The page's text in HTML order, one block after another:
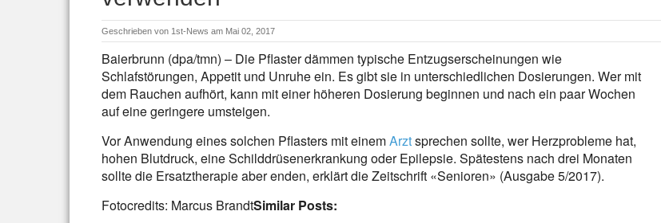
Geschrieben von 1st-News am Mai 02, 2017
Baierbrunn (dpa/tmn) – Die Pflaster dämmen typische Entzugserscheinungen wie
Schlafstörungen, Appetit und Unruhe ein. Es gibt sie in unterschiedlichen Dosierungen. Wer mit
dem Rauchen aufhört, kann mit einer höheren Dosierung beginnen und nach ein paar Wochen
auf eine geringere umsteigen.
Vor Anwendung eines solchen Pflasters mit einemArztsprechen sollte, wer Herzprobleme hat,
hohen Blutdruck, eine Schilddrüsenerkrankung oder Epilepsie. Spätestens nach drei Monaten
sollte die Ersatztherapie aber enden, erklärt die Zeitschrift «Senioren» (Ausgabe 5/2017).
Fotocredits: Marcus BrandtSimilar Posts: